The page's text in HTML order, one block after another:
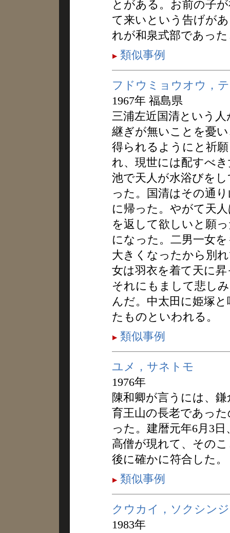
とがある。お前の子
て来いという告げが
れが和泉式部であっ
類似事例
フドウミョウオウ，
1967年 福島県
三浦左近国清という
継ぎが無いことを憂
得られるようにと祈
れ、現世には配すべ
池で天人が水浴びを
った。国清はその通
に帰った。やがて天
を返して欲しいと願
になった。二男一女
大きくなったから別
女は羽衣を着て天に
それにもまして悲し
んだ。中太田に姫塚
たものといわれる。
類似事例
ユメ，サネトモ
1976年
陳和卿が言うには、
育王山の長老であっ
った。建暦元年6月3
高僧が現れて、その
後に確かに符合した。
類似事例
クウカイ，ソクシン
1983年